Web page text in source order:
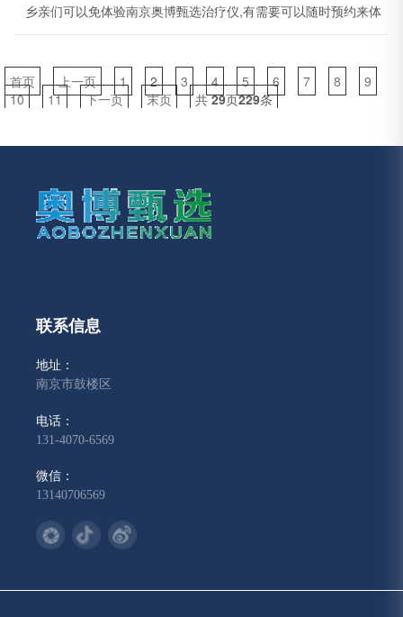
乡亲们可以免体验南京奥博甄选治疗仪,有需要可以随时预约来体
首页 上一页 1 2 3 4 5 6 7 8
9
10
11 下一页 末页 共29页229条
联系信息
地址：
南京市鼓楼区
电话：
131-4070-6569
微信：
13140706569